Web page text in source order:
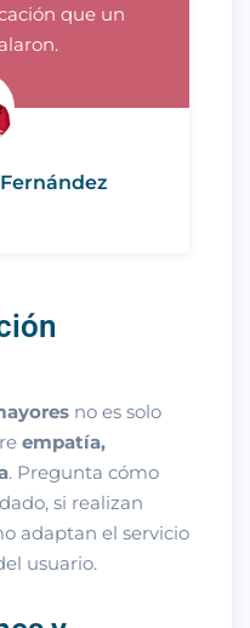
que un
no es solo
empatía,
. Pregunta cómo
si realizan
adaptan el servicio
usuario.